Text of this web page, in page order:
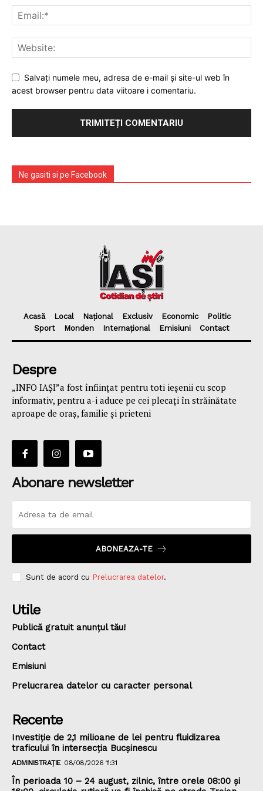
Salvați numele meu, adresa de e-mail și site-ul web în
acest browser pentru data viitoare i comentariu.
Ne gasiti si pe Facebook
Acasă Local Național Exclusiv Economic
Politic
Sport
Monden Internațional Emisiuni Contact
Despre
„INFO IAȘI”a fost înfiinţat pentru toti ieşenii cu scop
informativ, pentru a-i aduce pe cei plecaţi în străinătate
aproape de oraş, familie și prieteni
Abonare newsletter
ABONEAZA-TE
Sunt de acord cu Prelucrarea datelor.
Utile
Publică gratuit anunțul tău!
Contact
Emisiuni
Prelucrarea datelor cu caracter personal
Recente
Investiție de 2,1 milioane de lei pentru fluidizarea
traficului în intersecția Bucșinescu
ADMINISTRAȚIE 08/08/2026 11:31
În perioada 10 – 24 august, zilnic, între orele 08:00 și